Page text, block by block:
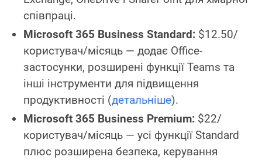
співпраці.
Microsoft 365 Business Standard: $12.50/
користувач/місяць — додає Office-
застосунки, розширені функції Teams та
інші інструменти для підвищення
продуктивності (детальніше).
Microsoft 365 Business Premium: $22/
користувач/місяць — усі функції Standard
плюс розширена безпека, керування